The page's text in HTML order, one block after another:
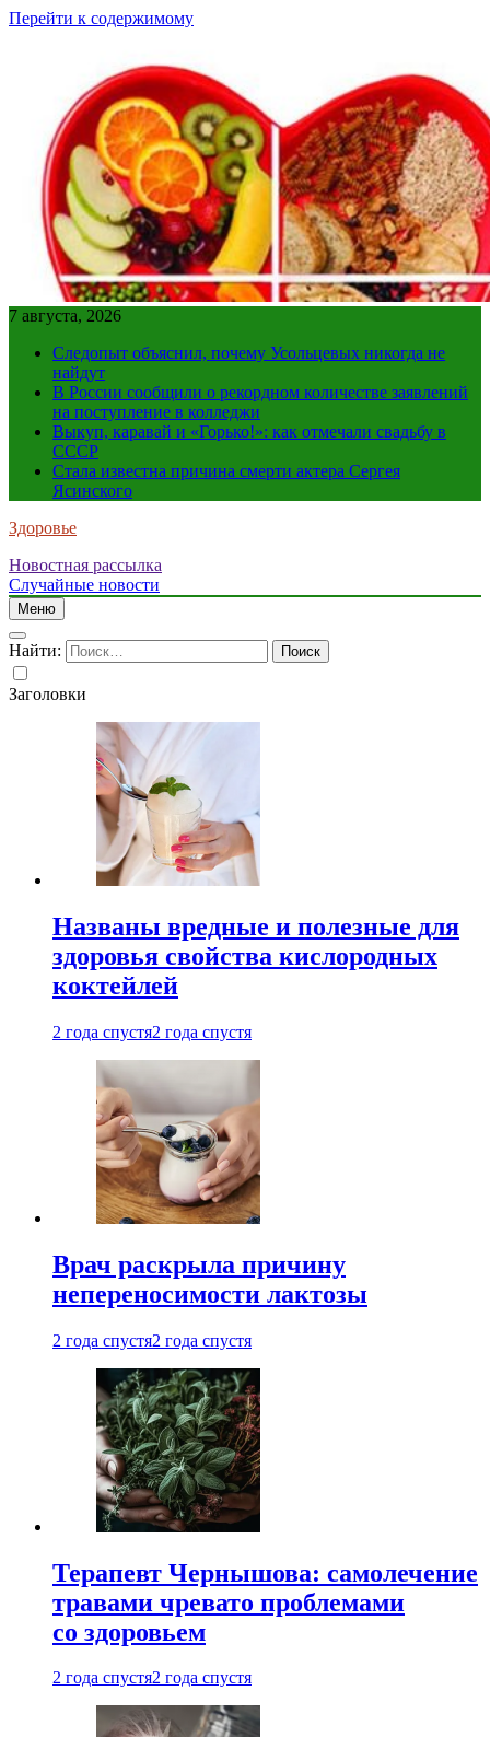
Перейти к содержимому
7 августа, 2026
Следопыт объяснил, почему Усольцевых никогда не
найдут
В России сообщили о рекордном количестве заявлений
на поступление в колледжи
Выкуп, каравай и «Горько!»: как отмечали свадьбу в
СССР
Стала известна причина смерти актера Сергея
Ясинского
Здоровье
Новостная рассылка
Случайные новости
Меню
Найти:
Заголовки
Названы вредные и полезные для
здоровья свойства кислородных
коктейлей
2 года спустя2 года спустя
Врач раскрыла причину
непереносимости лактозы
2 года спустя2 года спустя
Терапевт Чернышова: самолечение
травами чревато проблемами
со здоровьем
2 года спустя2 года спустя